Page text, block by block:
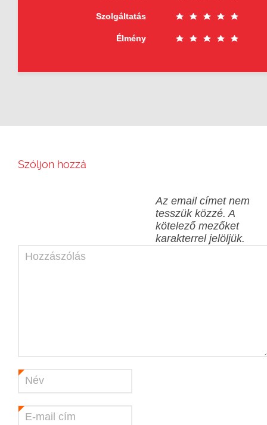
Szolgáltatás
Élmény
Szóljon hozzá
Az email címet nem
tesszük közzé. A
kötelező mezőket
karakterrel jelöljük.
Hozzászólás
Név
E-mail cím